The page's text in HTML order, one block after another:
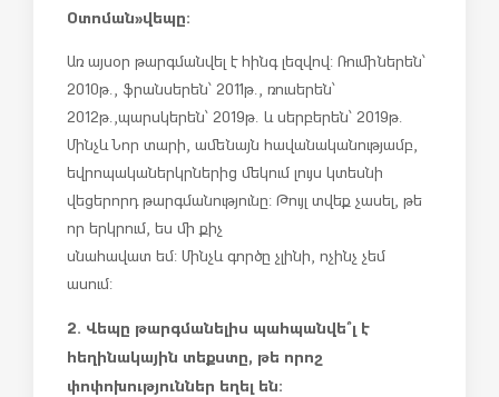
Օտոման»վեպը:
Առ այսօր թարգմանվել է հինգ լեզվով: Ռումիներեն՝
2010թ., ֆրանսերեն՝ 2011թ., ռուսերեն՝
2012թ., պարսկերեն՝ 2019թ. և սերբերեն՝ 2019թ.
Մինչև Նոր տարի, ամենայն հավանականությամբ,
եվրոպական երկրներից մեկում լույս կտեսնի
վեցերորդ թարգմանությունը: Թույլ տվեք չասել, թե
որ երկրում, ես մի քիչ
սնահավատ եմ: Մինչև գործը չլինի, ոչինչ չեմ
ասում:
2. Վեպը թարգմանելիս պահպանվե՞լ է
հեղինակային տեքստը, թե որոշ
փոփոխություններ եղել են: